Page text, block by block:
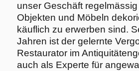
unser Geschäft
Objekten und Möbeln
käuflich zu erwerben sind.
Jahren ist der gelernte
Restaurator im
auch als Experte für